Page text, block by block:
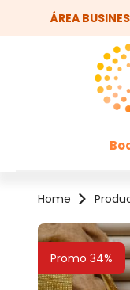
al contenido
Saltar a la
ÁREA
Home
Promo 34%
Omitir galería